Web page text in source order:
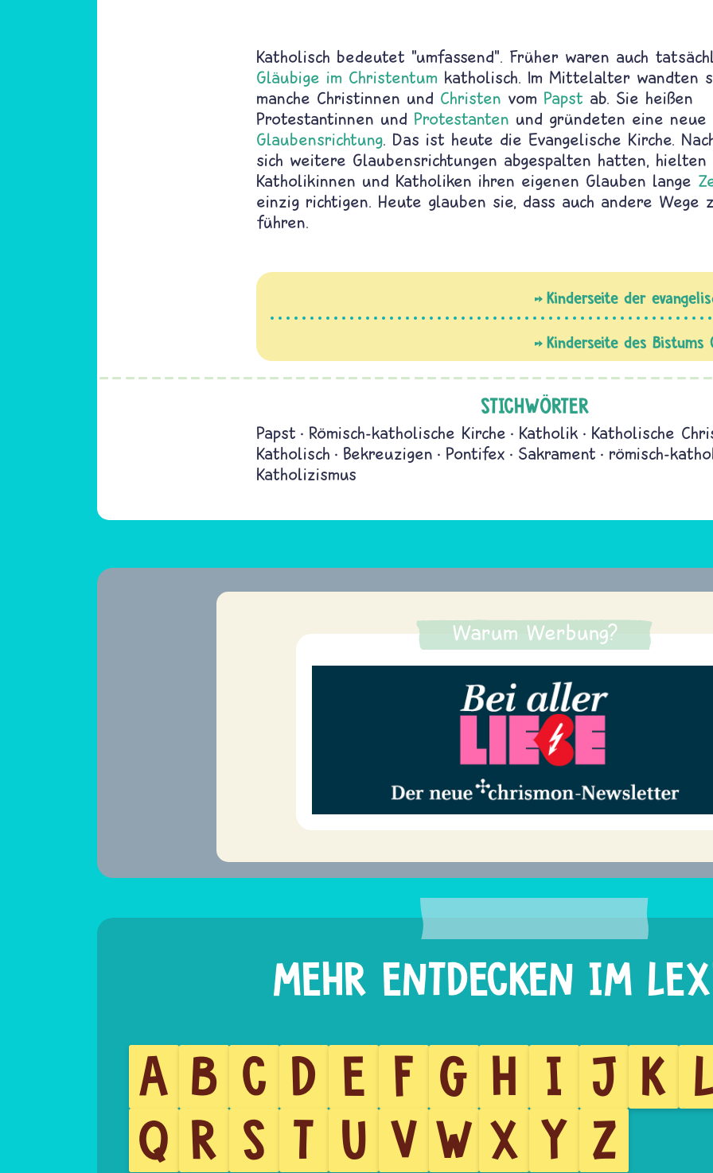
Katholisch bedeutet "umfassend". Früher waren auch
Gläubige im Christentum katholisch. Im Mittelalter wandten
manche Christinnen und Christen vom Papst ab. Sie heißen
Protestantinnen und Protestanten und gründeten eine neue
Glaubensrichtung. Das ist heute die Evangelische Kirche.
sich weitere Glaubensrichtungen abgespalten hatten,
Katholikinnen und Katholiken ihren eigenen Glauben lange
einzig richtigen. Heute glauben sie, dass auch andere Wege
führen.
Kinderseite der
Kinderseite des Bistums
STICHWÖRTER
Papst Römisch-katholische Kirche Katholik
Katholische
Katholisch
Bekreuzigen Pontifex Sakrament
römisch-
Katholizismus
Warum Werbung?
A B C D E F G H I J K
Q R S T U V W X Y Z